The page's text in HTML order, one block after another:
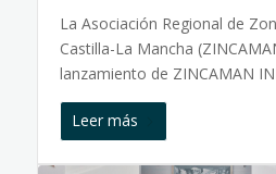
La Asociación Regional de
Castilla-La Mancha
lanzamiento de ZINCAMAN
Leer más